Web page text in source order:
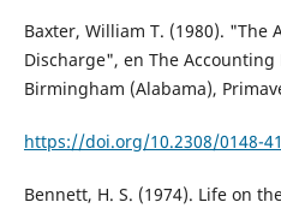
Baxter, William T. (1980). "The
Discharge", en The Accounting
Birmingham (Alabama),
https://doi.org/10.2308/0148-
Bennett, H. S. (1974). Life on